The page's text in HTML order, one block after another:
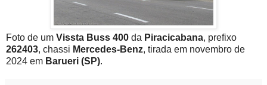
Foto de um Vissta Buss 400 da Piracicabana, prefixo
262403, chassi Mercedes-Benz, tirada em novembro de
2024 em Barueri (SP).